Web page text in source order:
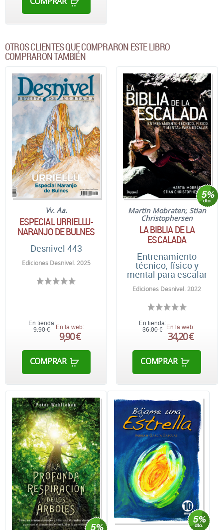
OTROS CLIENTES QUE COMPRARON ESTE LIBRO
COMPRARON TAMBIÉN
Vv. Aa.
ESPECIAL URRIELLU-
NARANJO DE BULNES
Desnivel 443
Ediciones Desnivel. 2025
En tienda:
9,90 €
En la web:
9,90 €
COMPRAR
Martin Mobraten; Stian
Christophersen
LA BIBLIA DE LA
ESCALADA
Entrenamiento
técnico, físico y
mental para escalar
Ediciones Desnivel. 2022
En tienda:
36,00 €
En la web:
34,20 €
COMPRAR